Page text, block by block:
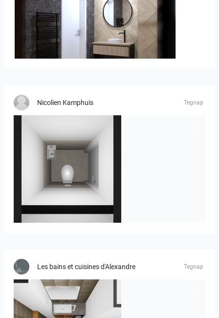
Ivelin_7
Nicolien Kamphuis Tegnap
23-030409 bnr. 12
Les bains et cuisines d'Alexandre Tegnap